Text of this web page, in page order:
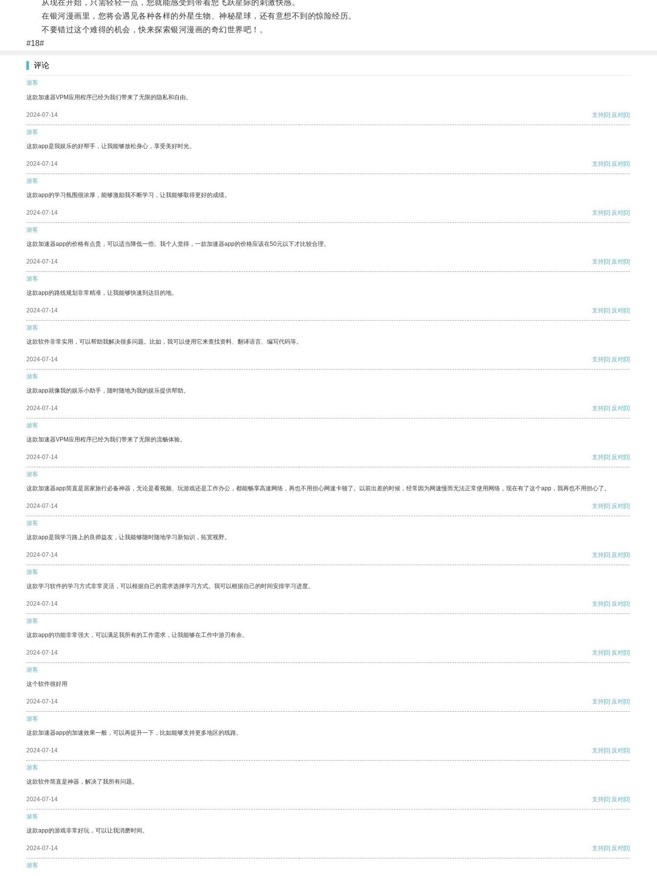
从现在开始，只需轻轻一点，您就能感受到带着您飞跃星际的刺激快感。
在银河漫画里，您将会遇见各种各样的外星生物、神秘星球，还有意想不到的惊险经历。
不要错过这个难得的机会，快来探索银河漫画的奇幻世界吧！。
#18#
评论
游客
这款加速器VPM应用程序已经为我们带来了无限的隐私和自由。
2024-07-14 支持[0] 反对[0]
游客
这款app是我娱乐的好帮手，让我能够放松身心，享受美好时光。
2024-07-14 支持[0] 反对[0]
游客
这款app的学习氛围很浓厚，能够激励我不断学习，让我能够取得更好的成绩。
2024-07-14 支持[0] 反对[0]
游客
这款加速器app的价格有点贵，可以适当降低一些。我个人觉得，一款加速器app的价格应该在50元以下才比较合理。
2024-07-14 支持[0] 反对[0]
游客
这款app的路线规划非常精准，让我能够快速到达目的地。
2024-07-14 支持[0] 反对[0]
游客
这款软件非常实用，可以帮助我解决很多问题。比如，我可以使用它来查找资料、翻译语言、编写代码等。
2024-07-14 支持[0] 反对[0]
游客
这款app就像我的娱乐小助手，随时随地为我的娱乐提供帮助。
2024-07-14 支持[0] 反对[0]
游客
这款加速器VPM应用程序已经为我们带来了无限的流畅体验。
2024-07-14 支持[0] 反对[0]
游客
这款加速器app简直是居家旅行必备神器，无论是看视频、玩游戏还是工作办公，都能畅享高速网络，再也不用担心网速卡顿了。以前出差的时候，经常因为网速慢而无法正常使用网络，现在有了这个app，我再也不用担心了。
2024-07-14 支持[0] 反对[0]
游客
这款app是我学习路上的良师益友，让我能够随时随地学习新知识，拓宽视野。
2024-07-14 支持[0] 反对[0]
游客
这款学习软件的学习方式非常灵活，可以根据自己的需求选择学习方式。我可以根据自己的时间安排学习进度。
2024-07-14 支持[0] 反对[0]
游客
这款app的功能非常强大，可以满足我所有的工作需求，让我能够在工作中游刃有余。
2024-07-14 支持[0] 反对[0]
游客
这个软件很好用
2024-07-14 支持[0] 反对[0]
游客
这款加速器app的加速效果一般，可以再提升一下，比如能够支持更多地区的线路。
2024-07-14 支持[0] 反对[0]
游客
这款软件简直是神器，解决了我所有问题。
2024-07-14 支持[0] 反对[0]
游客
这款app的游戏非常好玩，可以让我消磨时间。
2024-07-14 支持[0] 反对[0]
游客